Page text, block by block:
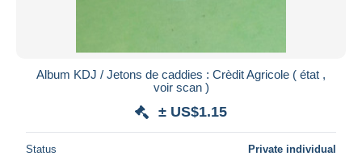
Album KDJ / Jetons de caddies : Crèdit Agricole ( état ,
voir scan )
± US$1.15
Status Private individual